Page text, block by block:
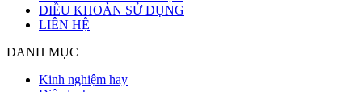
ĐIỀU KHOẢN SỬ DỤNG
LIÊN HỆ
DANH MỤC
Kinh nghiệm hay